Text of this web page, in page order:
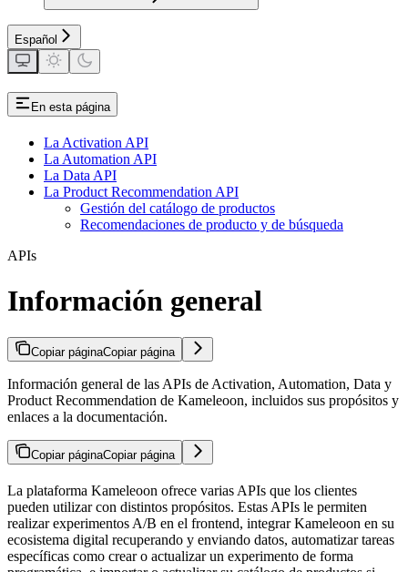
Español
En esta página
La Activation API
La Automation API
La Data API
La Product Recommendation API
Gestión del catálogo de productos
Recomendaciones de producto y de búsqueda
APIs
Información general
Copiar páginaCopiar página
Información general de las APIs de Activation, Automation, Data y
Product Recommendation de Kameleoon, incluidos sus propósitos y
enlaces a la documentación.
Copiar páginaCopiar página
La plataforma Kameleoon ofrece varias APIs que los clientes
pueden utilizar con distintos propósitos. Estas APIs le permiten
realizar experimentos A/B en el frontend, integrar Kameleoon en su
ecosistema digital recuperando y enviando datos, automatizar tareas
específicas como crear o actualizar un experimento de forma